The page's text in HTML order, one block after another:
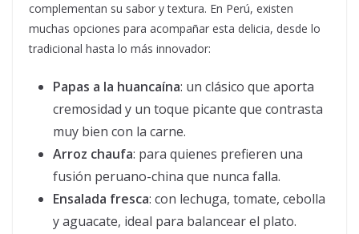
complementan su sabor y textura. En Perú, existen
muchas opciones para acompañar esta delicia, desde lo
tradicional hasta lo más innovador:
Papas a la huancaína: un clásico que aporta
cremosidad y un toque picante que contrasta
muy bien con la carne.
Arroz chaufa: para quienes prefieren una
fusión peruano-china que nunca falla.
Ensalada fresca: con lechuga, tomate, cebolla
y aguacate, ideal para balancear el plato.